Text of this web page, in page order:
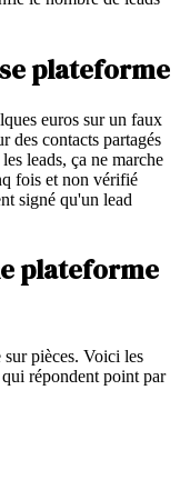
plateforme
euros sur un faux
des contacts partagés
leads, ça ne marche
fois et non vérifié
signé qu'un lead
plateforme
pièces. Voici les
répondent point par